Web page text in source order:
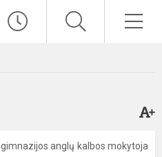
anglų kalbos mokytoja